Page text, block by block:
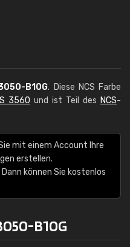
B10G. Diese NCS Farbe
3560 und ist Teil des NCS-
mit einem Account Ihre
erstellen.
können Sie kostenlos
B10G